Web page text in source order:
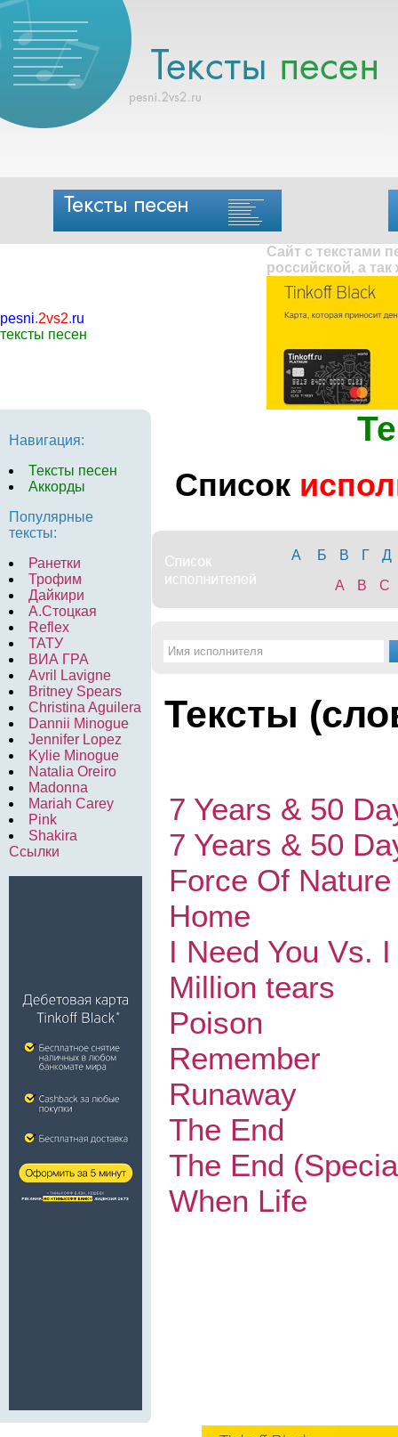
pesni.2vs2.ru
тексты песен
Сайт с текстами
российской, а
Навигация:
Тексты песен
Аккорды
Популярные
тексты:
Ранетки
Трофим
Дайкири
А.Стоцкая
Reflex
ТАТУ
ВИА ГРА
Avril Lavigne
Britney Spears
Christina Aguilera
Dannii Minogue
Jennifer Lopez
Kylie Minogue
Natalia Oreiro
Madonna
Mariah Carey
Pink
Shakira
Ссылки
Список
А Б В Г
Д
A
B C
Тексты
7 Years & 50
7 Years & 50
Force Of Nature
Home
I Need You Vs.
Million tears
Poison
Remember
Runaway
The End
The End
When Life